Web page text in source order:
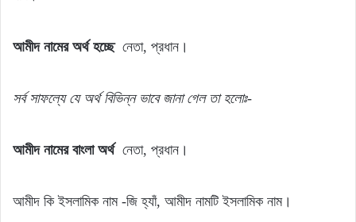
আমীদ নামের অর্থ হচ্ছে নেতা, প্রধান।
সর্ব সাফল্যে যে অর্থ বিভিন্ন ভাবে জানা গেল তা হলোঃ-
আমীদ নামের বাংলা অর্থনেতা, প্রধান।
আমীদ কি ইসলামিক নাম -জি হ্যাঁ, আমীদ নামটি ইসলামিক নাম।